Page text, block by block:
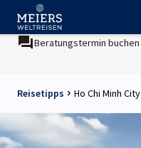
Beratungstermin buchen
Reisetipps Ho Chi Minh City